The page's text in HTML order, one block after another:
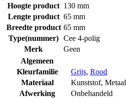
Hoogte product 130 mm
Lengte product 65 mm
Breedte product 65 mm
Type(nummer) Cee 4-polig
Merk
Geen
Algemeen
Kleurfamilie
Grijs, Rood
Materiaal
Kunststof, Metaal
Afwerking
Onbehandeld